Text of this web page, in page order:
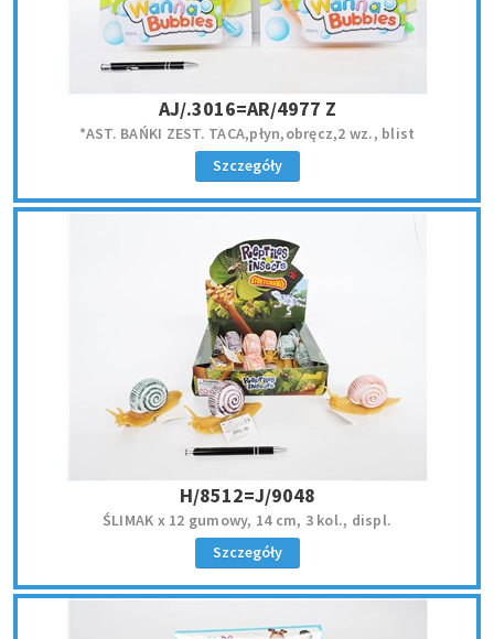
AJ/.3016=AR/4977 Z
*AST. BAŃKI ZEST. TACA,płyn,obręcz,2 wz., blist
Szczegóły
H/8512=J/9048
ŚLIMAK x 12 gumowy, 14 cm, 3 kol., displ.
Szczegóły